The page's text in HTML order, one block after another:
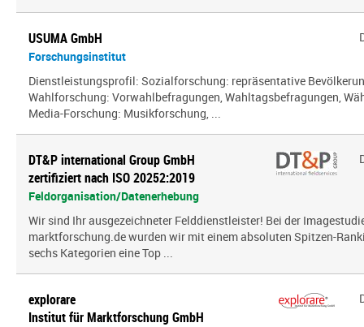
USUMA GmbH
Forschungsinstitut
Dienstleistungsprofil: Sozialforschung: repräsentative
Wahlforschung: Vorwahlbefragungen, Wahltagsbefragungen,
Media-Forschung: Musikforschung, ...
DT&P international Group GmbH
zertifiziert nach ISO 20252:2019
Feldorganisation/Datenerhebung
Wir sind Ihr ausgezeichneter Felddienstleister! Bei der
marktforschung.de wurden wir mit einem absoluten Spitzen-
sechs Kategorien eine Top ...
explorare
Institut für Marktforschung GmbH